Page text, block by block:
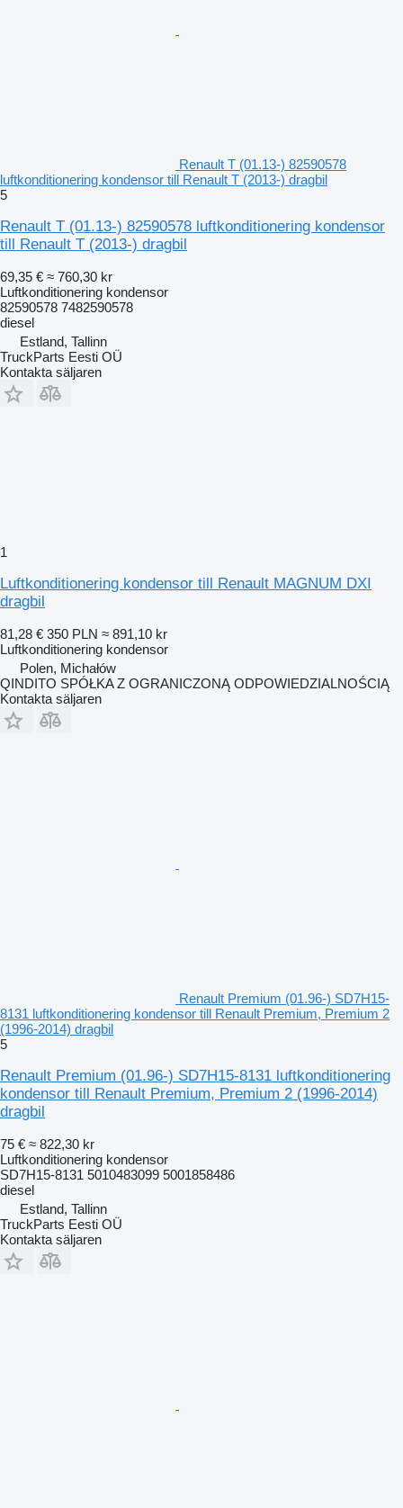
Renault T (01.13-) 82590578
luftkonditionering kondensor till Renault T (2013-) dragbil
5
Renault T (01.13-) 82590578 luftkonditionering kondensor
till Renault T (2013-) dragbil
69,35 € ≈ 760,30 kr
Luftkonditionering kondensor
82590578 7482590578
diesel
Estland, Tallinn
TruckParts Eesti OÜ
Kontakta säljaren
1
Luftkonditionering kondensor till Renault MAGNUM DXI
dragbil
81,28 € 350 PLN ≈ 891,10 kr
Luftkonditionering kondensor
Polen, Michałów
QINDITO SPÓŁKA Z OGRANICZONĄ ODPOWIEDZIALNOŚCIĄ
Kontakta säljaren
Renault Premium (01.96-) SD7H15-
8131 luftkonditionering kondensor till Renault Premium, Premium 2
(1996-2014) dragbil
5
Renault Premium (01.96-) SD7H15-8131 luftkonditionering
kondensor till Renault Premium, Premium 2 (1996-2014)
dragbil
75 € ≈ 822,30 kr
Luftkonditionering kondensor
SD7H15-8131 5010483099 5001858486
diesel
Estland, Tallinn
TruckParts Eesti OÜ
Kontakta säljaren